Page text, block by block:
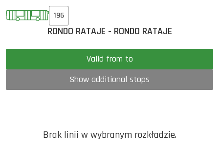
196
RONDO RATAJE - RONDO RATAJE
Valid from to
Show additional stops
Brak linii w wybranym rozkładzie.